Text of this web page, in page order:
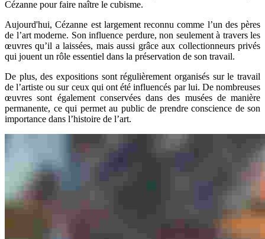
Cézanne pour faire naître le cubisme.
Aujourd'hui, Cézanne est largement reconnu comme l’un des pères
de l’art moderne. Son influence perdure, non seulement à travers les
œuvres qu’il a laissées, mais aussi grâce aux collectionneurs privés
qui jouent un rôle essentiel dans la préservation de son travail.
De plus, des expositions sont régulièrement organisés sur le travail
de l’artiste ou sur ceux qui ont été influencés par lui. De nombreuses
œuvres sont également conservées dans des musées de manière
permanente, ce qui permet au public de prendre conscience de son
importance dans l’histoire de l’art.